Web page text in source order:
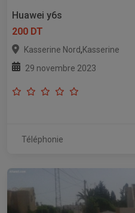
Huawei y6s
200 DT
Kasserine Nord,Kasserine
29 novembre 2023
Téléphonie